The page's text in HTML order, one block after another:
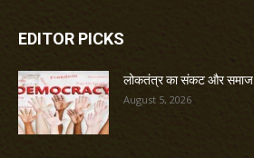
EDITOR PICKS
लोकतंत्र का संकट और समाज
August 5, 2026